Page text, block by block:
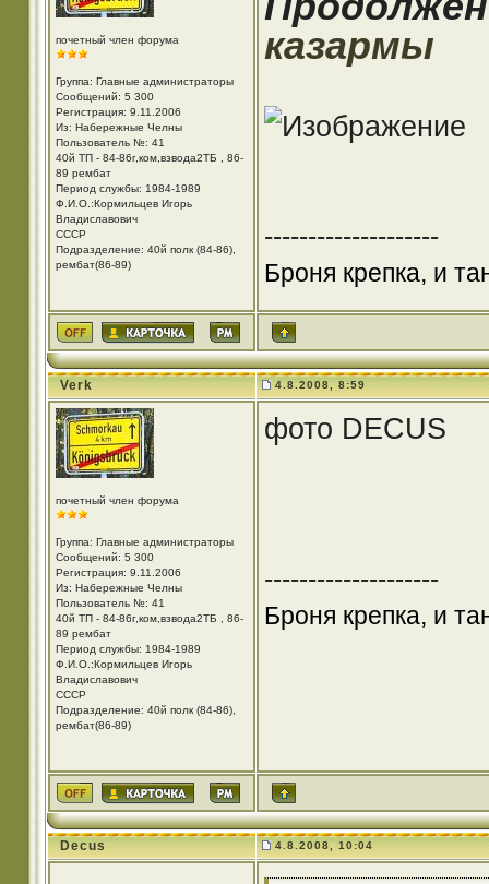
почетный член форума
Группа: Главные администраторы
Сообщений: 5 300
Регистрация: 9.11.2006
Из: Набережные Челны
Пользователь №: 41
40й ТП - 84-86г,ком,взвода2ТБ , 86-
89 рембат
Период службы: 1984-1989
Ф.И.О.:Кормильцев Игорь
Владиславович
СССР
Подразделение: 40й полк (84-86),
рембат(86-89)
казармы
--------------------
Броня крепка, и
Verk 4.8.2008, 8:59
почетный член форума
Группа: Главные администраторы
Сообщений: 5 300
Регистрация: 9.11.2006
Из: Набережные Челны
Пользователь №: 41
40й ТП - 84-86г,ком,взвода2ТБ , 86-
89 рембат
Период службы: 1984-1989
Ф.И.О.:Кормильцев Игорь
Владиславович
СССР
Подразделение: 40й полк (84-86),
рембат(86-89)
фото DECUS
--------------------
Броня крепка, и
Decus 4.8.2008, 10:04